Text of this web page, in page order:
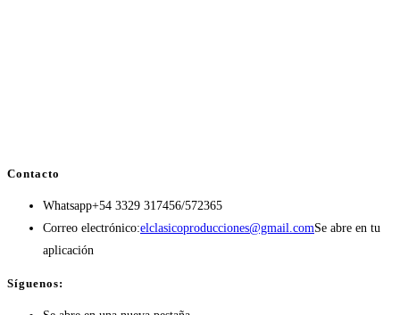
Contacto
Whatsapp+54 3329 317456/572365
Correo electrónico:elclasicoproducciones@gmail.comSe abre en tu
aplicación
Síguenos: